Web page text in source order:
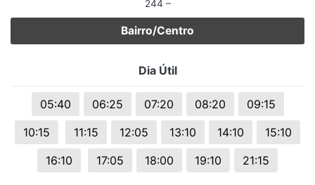
244 –
Bairro/Centro
Dia Útil
05:40 06:25 07:20 08:20
09:15
10:15
11:15 12:05 13:10 14:10
15:10
16:10
17:05 18:00 19:10 21:15